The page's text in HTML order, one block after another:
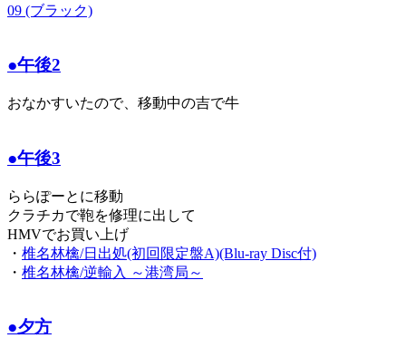
09 (ブラック)
●午後2
おなかすいたので、移動中の吉で牛
●午後3
ららぽーとに移動
クラチカで鞄を修理に出して
HMVでお買い上げ
・ 椎名林檎/日出処(初回限定盤A)(Blu-ray Disc付)
・ 椎名林檎/逆輸入 ～港湾局～
●夕方